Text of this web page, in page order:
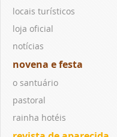
locais turísticos
loja oficial
notícias
novena e festa
o santuário
pastoral
rainha hotéis